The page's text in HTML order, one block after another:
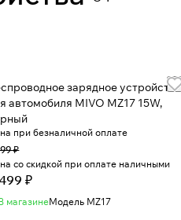
зарядное
автомобиля MIVO MZ17 15W,
при безналичной оплате
₽
со скидкой при оплате наличными
₽
магазинеМодель MZ17